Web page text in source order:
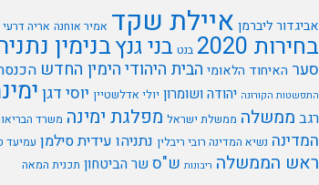
אביגדור ליברמן איילת שקד אמיר אוחנה אריה דרעי
בחירות 2020 בנט בני גנץבנימין
סער האיחוד הלאומי הבית היהודיהימין החדש
התפשטות הקורונה יהודה ושומרון יולי אדלשטיין יוסי דגן
רגב ממשלה ממשלת ישראל מפלגת ימינה משרד
המדינה נשיא המדינה רובי ריבלין נתניהו עידית סילמן עמיעד
ראש הממשלה ריבונות ש"ס שר הביטחון תכנית המאה